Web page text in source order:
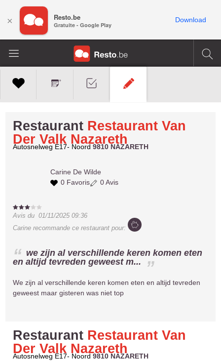
Restaurant Restaurant Van
Der Valk Nazareth
Autosnelweg E17- Noord9810 NAZARETH
Carine De Wilde
0 Favoris
0 Avis
Avis du01/11/2025 09:36
Carine recommande ce restaurant pour:
we zijn al verschillende keren komen eten
en altijd tevreden geweest m...
We zijn al verschillende keren komen eten en altijd tevreden
geweest maar gisteren was niet top
Restaurant Restaurant Van
Der Valk Nazareth
Autosnelweg E17- Noord9810 NAZARETH
× Resto.be
Gratuite - Google Play
Download